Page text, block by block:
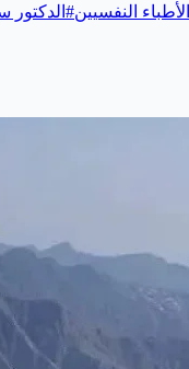
الأطباء النفسيين#